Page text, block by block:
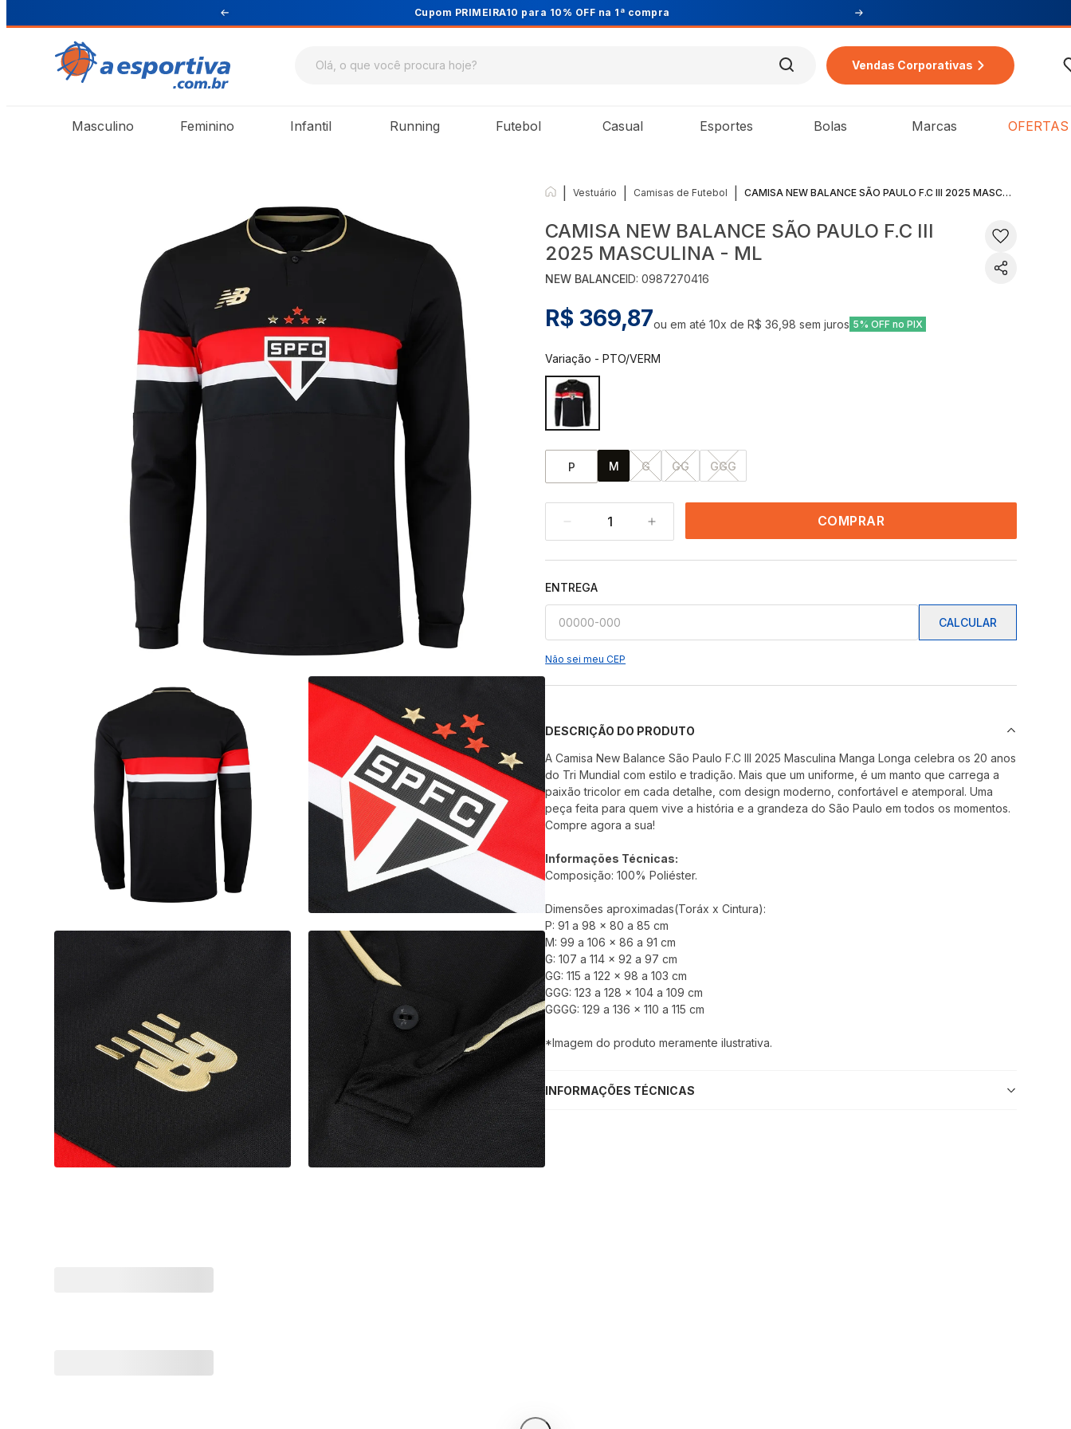
Cupom PRIMEIRA10 para 10% OFF na 1ª compra
Vendas Corporativas
Masculino Feminino Infantil Running Futebol Casual Esportes Bolas Marcas OFERTAS
Vestuário Camisas de Futebol CAMISA NEW BALANCE SÃO PAULO F.C III 2025 MASCULINA - ML
CAMISA NEW BALANCE SÃO PAULO F.C III
2025 MASCULINA - ML
NEW BALANCEID:0987270416
R$ 369,87ou em até10x deR$ 36,98 sem juros 5% OFF no PIX
Variação -PTO/VERM
P M G GG GGG
1 COMPRAR
ENTREGA
CALCULAR
Não sei meu CEP
DESCRIÇÃO DO PRODUTO
A Camisa New Balance São Paulo F.C III 2025 Masculina Manga Longa celebra os 20 anos
do Tri Mundial com estilo e tradição. Mais que um uniforme, é um manto que carrega a
paixão tricolor em cada detalhe, com design moderno, confortável e atemporal. Uma
peça feita para quem vive a história e a grandeza do São Paulo em todos os momentos.
Compre agora a sua!
Informações Técnicas:
Composição: 100% Poliéster.
Dimensões aproximadas(Toráx x Cintura):
P: 91 a 98 x 80 a 85 cm
M: 99 a 106 x 86 a 91 cm
G: 107 a 114 x 92 a 97 cm
GG: 115 a 122 x 98 a 103 cm
GGG: 123 a 128 x 104 a 109 cm
GGGG: 129 a 136 x 110 a 115 cm
*Imagem do produto meramente ilustrativa.
INFORMAÇÕES TÉCNICAS